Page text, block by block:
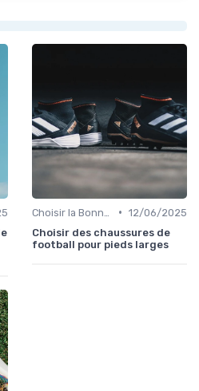
• 12/06/2025
Choisir des chaussures de
football pour pieds larges